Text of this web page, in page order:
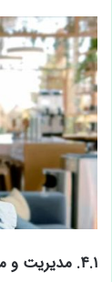
۴.۱. مدیریت و مشاهده‌ی سوابق (به جای حذف)